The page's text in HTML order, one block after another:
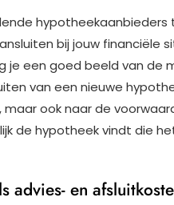
bij jouw financiële
je een goed beeld van de
van een nieuwe
ook naar de
de hypotheek vindt die
advies- en